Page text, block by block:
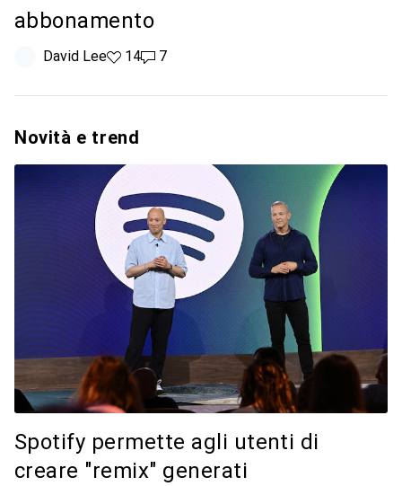
abbonamento
David Lee14 like
147 commenti
7
Novità e trend
Spotify permette agli utenti di
creare "remix" generati